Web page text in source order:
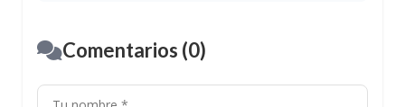
Comentarios (0)